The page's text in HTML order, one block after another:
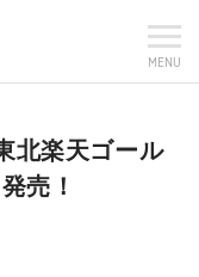
MENU
北楽天ゴール
売！